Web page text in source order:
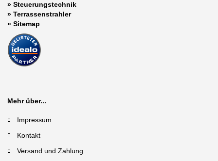
» Steuerungstechnik
» Terrassenstrahler
» Sitemap
Mehr über...
Impressum
Kontakt
Versand und Zahlung